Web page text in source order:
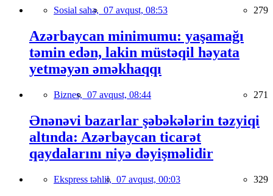
Sosial sahə, 07 avqust, 08:53 279
Azərbaycan minimumu: yaşamağı
təmin edən, lakin müstəqil həyata
yetməyən əməkhaqqı
Biznes, 07 avqust, 08:44 271
Ənənəvi bazarlar şəbəkələrin təzyiqi
altında: Azərbaycan ticarət
qaydalarını niyə dəyişməlidir
Ekspress təhlil, 07 avqust, 00:03 329